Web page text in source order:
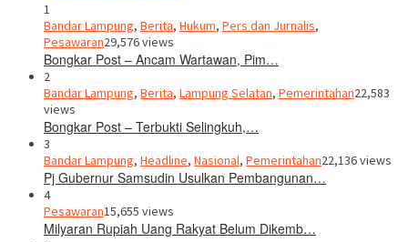
1
Bandar Lampung, Berita, Hukum, Pers dan Jurnalis,
Pesawaran29,576 views
Bongkar Post – Ancam Wartawan, Pim…
2
Bandar Lampung, Berita, Lampung Selatan, Pemerintahan22,583
views
Bongkar Post – Terbukti Selingkuh,…
3
Bandar Lampung, Headline, Nasional, Pemerintahan22,136 views
Pj Gubernur Samsudin Usulkan Pembangunan…
4
Pesawaran15,655 views
Milyaran Rupiah Uang Rakyat Belum Dikemb…